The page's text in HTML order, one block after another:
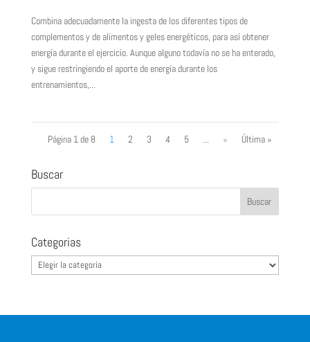
Combina adecuadamente la ingesta de los diferentes tipos de
complementos y de alimentos y geles energéticos, para así obtener
energía durante el ejercicio. Aunque alguno todavía no se ha enterado,
y sigue restringiendo el aporte de energía durante los
entrenamientos,...
Página 1 de 8 1 2 3 4 5 ... » Última »
Buscar
Categorias
Categorias